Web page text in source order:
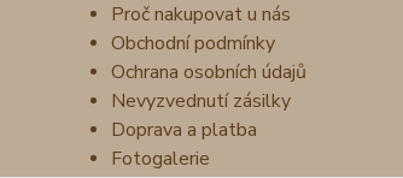
Proč nakupovat u nás
Obchodní podmínky
Ochrana osobních údajů
Nevyzvednutí zásilky
Doprava a platba
Fotogalerie